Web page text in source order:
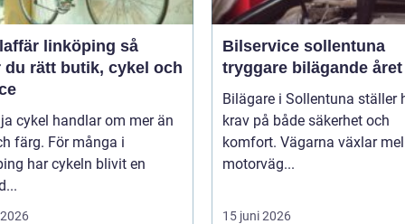
linköping så
du rätt butik, cykel och
cykel handlar om mer än
färg. För många i
har cykeln blivit en
Bilservice sollentuna
tryggare bilägande
Bilägare i Sollentuna ställer
krav på både säkerhet och
komfort. Vägarna växlar
motorväg...
15 juni 2026